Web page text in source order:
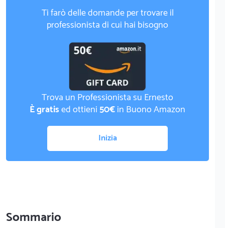
Ti farò delle domande per trovare il
professionista di cui hai bisogno
Trova un Professionista su Ernesto
È gratised ottieni50€in Buono Amazon
Inizia
Sommario